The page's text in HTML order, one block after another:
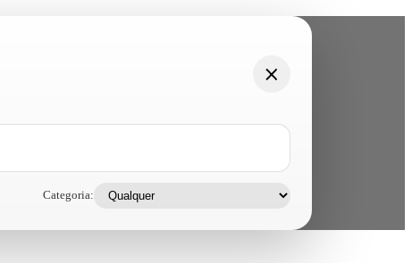
Categoria: